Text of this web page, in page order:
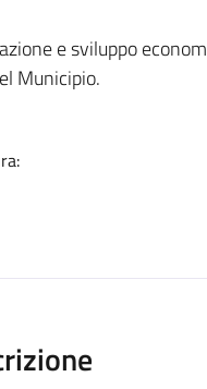
e sviluppo
Municipio.